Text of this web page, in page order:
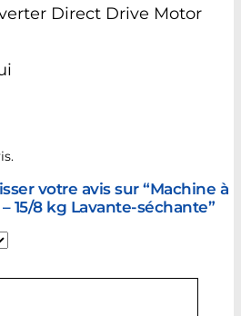
Direct Drive Motor
votre avis sur “Machine à
15/8 kg Lavante-séchante”